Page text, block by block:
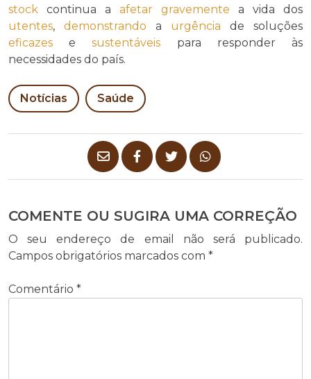
stock continua a afetar gravemente a vida dos
utentes, demonstrando a urgência de soluções
eficazes esustentáveis para responder às
necessidades do país.
Notícias Saúde
COMENTE OU SUGIRA UMA CORREÇÃO
O seu endereço de email não será publicado.
Campos obrigatórios marcados com *
Comentário *